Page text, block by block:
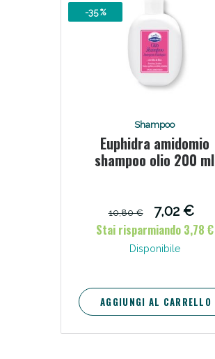
-35 %
Shampoo
Euphidra amidomio
shampoo olio 200 ml
10,80 €
7,02 €
Stai risparmiando 3,78 €
Disponibile
AGGIUNGI AL CARRELLO